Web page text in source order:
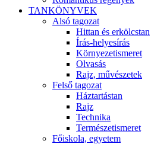
TANKÖNYVEK
Alsó tagozat
Hittan és erkölcstan
Írás-helyesírás
Környezetismeret
Olvasás
Rajz, művészetek
Felső tagozat
Háztartástan
Rajz
Technika
Természetismeret
Főiskola, egyetem